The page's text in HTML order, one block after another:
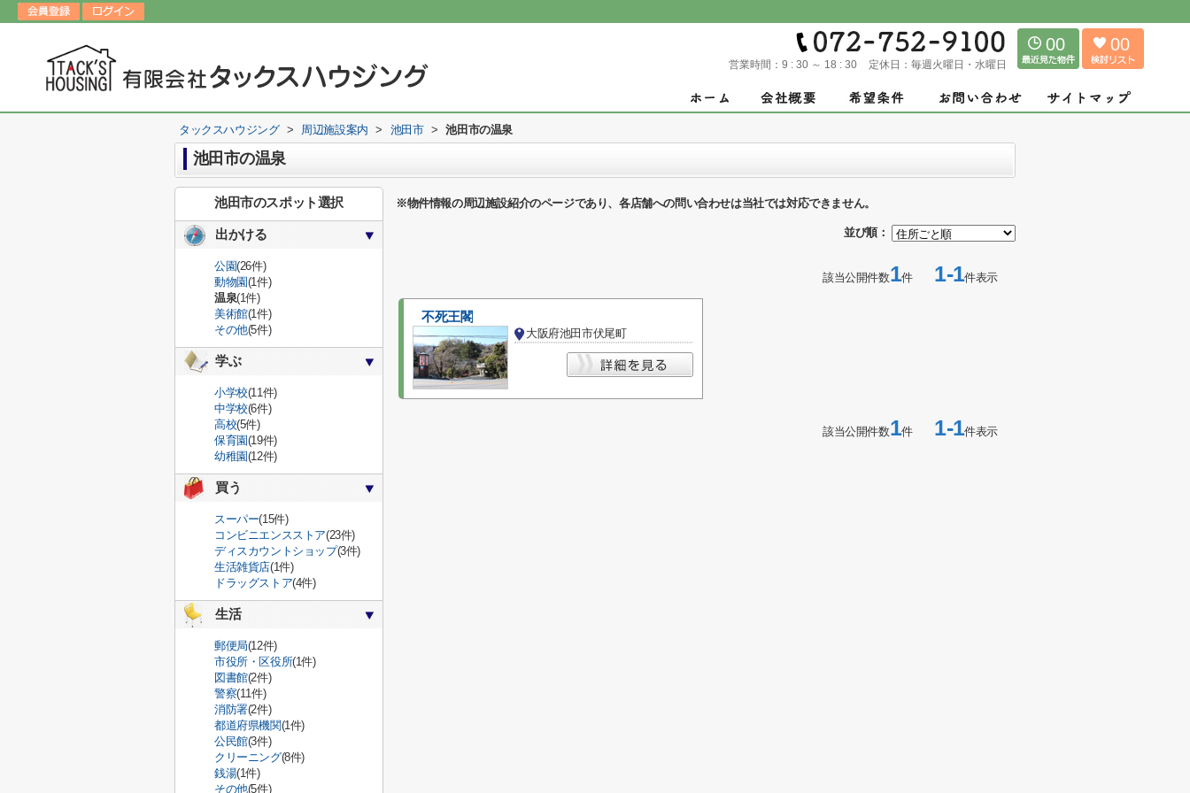
営業時間： 9 : 30 ～ 18 : 30 定休日： 毎週火曜日・水曜日
00 00
タックスハウジング > 周辺施設案内 > 池田市 > 池田市の温泉
池田市の温泉
※物件情報の周辺施設紹介のページであり、各店舗への問い合わせは当社では対応できません。
並び順：
該当公開件数1件1-1件表示
不死王閣
大阪府池田市伏尾町
該当公開件数1件1-1件表示
池田市のスポット選択
出かける
公園(26件)
動物園(1件)
温泉(1件)
美術館(1件)
その他(5件)
学ぶ
小学校(11件)
中学校(6件)
高校(5件)
保育園(19件)
幼稚園(12件)
買う
スーパー(15件)
コンビニエンスストア(23件)
ディスカウントショップ(3件)
生活雑貨店(1件)
ドラッグストア(4件)
生活
郵便局(12件)
市役所・区役所(1件)
図書館(2件)
警察(11件)
消防署(2件)
都道府県機関(1件)
公民館(3件)
クリーニング(8件)
銭湯(1件)
その他(5件)